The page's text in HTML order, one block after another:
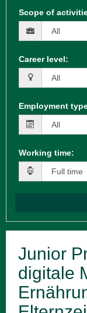
Scope of
Career level:
Employment
Working time:
Junior
digitale